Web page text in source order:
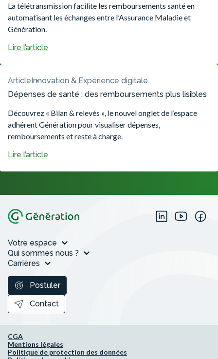
La télétransmission facilite les remboursements santé en
automatisant les échanges entre l’Assurance Maladie et
Génération.
Lire l’article
ArticleInnovation & Expérience digitale
Dépenses de santé : des remboursements plus lisibles
Découvrez « Bilan & relevés », le nouvel onglet de l’espace
adhérent Génération pour visualiser dépenses,
remboursements et reste à charge.
Lire l’article
Votre espace
Qui sommes nous ?
Carrières
Postuler
Contact
CGA
Mentions légales
Politique de protection des données